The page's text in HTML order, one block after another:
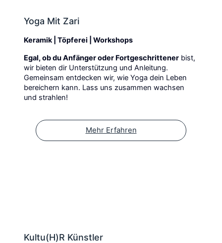
Yoga Mit Zari
Keramik | Töpferei | Workshops
Egal, ob du Anfänger oder Fortgeschrittener bist,
wir bieten dir Unterstützung und Anleitung.
Gemeinsam entdecken wir, wie Yoga dein Leben
bereichern kann. Lass uns zusammen wachsen
und strahlen!
Mehr Erfahren
Kultu(h)r Künstler